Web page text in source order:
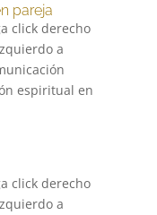
pareja
click derecho
a
espiritual en
click derecho
a